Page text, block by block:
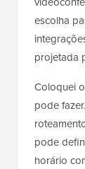
escolha
projetada
Coloquei
pode
pode
horário